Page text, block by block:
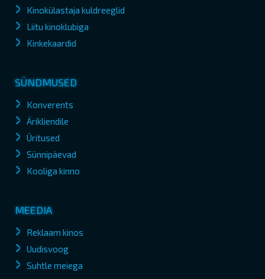
Kinokülastaja kuldreeglid
Liitu kinoklubiga
Kinkekaardid
SÜNDMUSED
Konverents
Ärikliendile
Üritused
Sünnipäevad
Kooliga kinno
MEEDIA
Reklaam kinos
Uudisvoog
Suhtle meiega